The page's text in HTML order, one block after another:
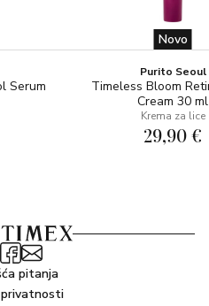
Serum
Novo
Purito Seoul
Timeless Bloom
Cream 30 ml
Krema za lice
29,90 €
pitanja